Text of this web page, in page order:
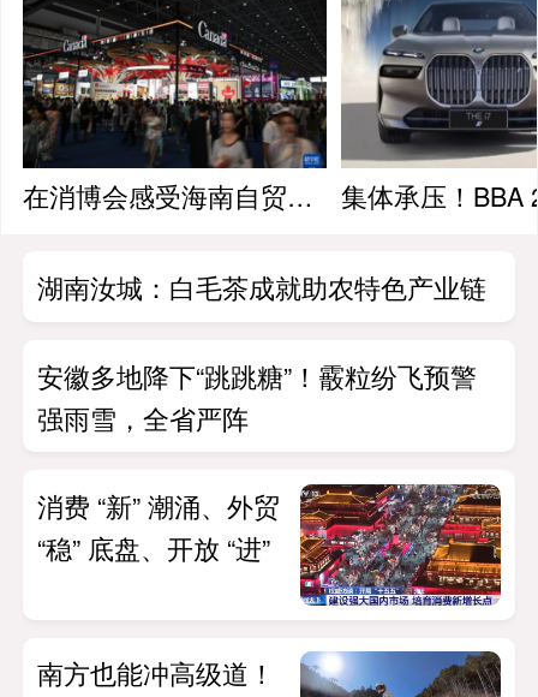
在消博会感受海南自贸港的“国际范”
湖南汝城：白毛茶成就助农特色产业链
安徽多地降下“跳跳糖”！霰粒纷飞预警
强雨雪，全省严阵
消费 “新” 潮涌、外贸
“稳” 底盘、开放 “进”
南方也能冲高级道！